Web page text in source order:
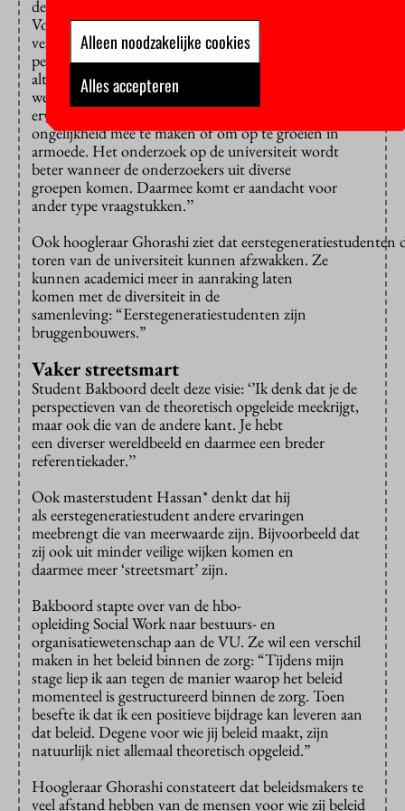
de ‘gewone’ en de academische wereld.
Volgens hoogleraar Crul vergroten en
verrijken eerstegeneratiestudenten de diversiteit aan
perspectieven op de universiteit: “Ze volgen vaak een
alternatieve route, soms hebben ze ook al gewerkt, of
werken ze naast hun studie. Daarnaast kunnen ze
ervaringen meenemen hoe het bijvoorbeeld is om
ongelijkheid mee te maken of om op te groeien in
armoede. Het onderzoek op de universiteit wordt
beter wanneer de onderzoekers uit diverse
groepen komen. Daarmee komt er aandacht voor
ander type vraagstukken.’’
Ook hoogleraar Ghorashi ziet dat eerstegeneratiestudenten
toren van de universiteit kunnen afzwakken. Ze
kunnen academici meer in aanraking laten
komen met de diversiteit in de
samenleving: “Eerstegeneratiestudenten zijn
bruggenbouwers.”
Vaker streetsmart
Student Bakboord deelt deze visie: ‘’Ik denk dat je de
perspectieven van de theoretisch opgeleide meekrijgt,
maar ook die van de andere kant. Je hebt
een diverser wereldbeeld en daarmee een breder
referentiekader.’’
Ook masterstudent Hassan* denkt dat hij
als eerstegeneratiestudent andere ervaringen
meebrengt die van meerwaarde zijn. Bijvoorbeeld dat
zij ook uit minder veilige wijken komen en
daarmee meer ‘streetsmart’ zijn.
Bakboord stapte over van de hbo-
opleiding Social Work naar bestuurs- en
organisatiewetenschap aan de VU. Ze wil een verschil
maken in het beleid binnen de zorg: “Tijdens mijn
stage liep ik aan tegen de manier waarop het beleid
momenteel is gestructureerd binnen de zorg. Toen
besefte ik dat ik een positieve bijdrage kan leveren aan
dat beleid. Degene voor wie jij beleid maakt, zijn
natuurlijk niet allemaal theoretisch opgeleid.”
Hoogleraar Ghorashi constateert dat beleidsmakers te
veel afstand hebben van de mensen voor wie zij beleid
Alleen noodzakelijke cookies
Alles accepteren